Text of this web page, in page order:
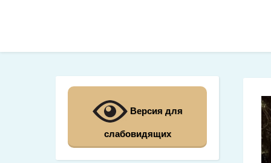
Версия для
слабовидящих